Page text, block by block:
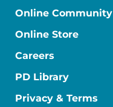
Online Community
Online Store
Careers
PD Library
Privacy & Terms